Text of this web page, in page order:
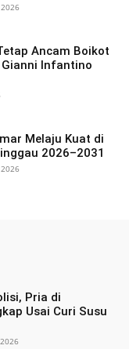
Ancam Boikot
Infantino
Melaju Kuat di
2026–2031
Pria di
Usai Curi Susu